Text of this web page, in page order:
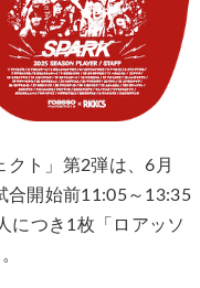
クト」第2弾は、6月
合開始前11:05～13:35
につき1枚「ロアッソ